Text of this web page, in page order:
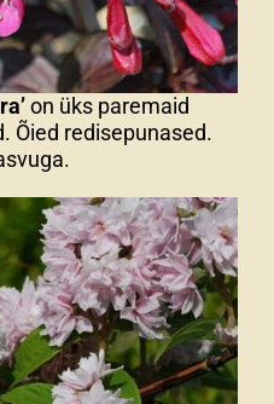
on üks paremaid
Õied redisepunased.